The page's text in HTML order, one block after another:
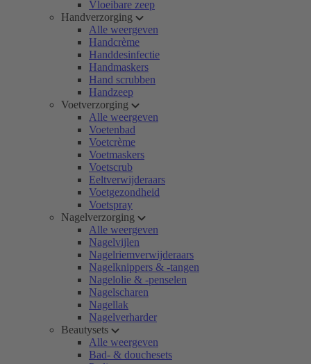
Vloeibare zeep
Handverzorging
Alle weergeven
Handcrème
Handdesinfectie
Handmaskers
Hand scrubben
Handzeep
Voetverzorging
Alle weergeven
Voetenbad
Voetcrème
Voetmaskers
Voetscrub
Eeltverwijderaars
Voetgezondheid
Voetspray
Nagelverzorging
Alle weergeven
Nagelvijlen
Nagelriemverwijderaars
Nagelknippers & -tangen
Nagelolie & -penselen
Nagelscharen
Nagellak
Nagelverharder
Beautysets
Alle weergeven
Bad- & douchesets